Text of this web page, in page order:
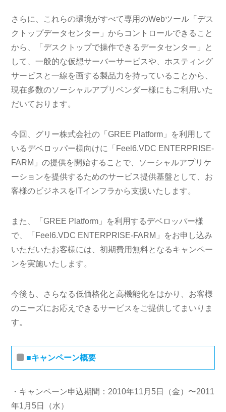
さらに、これらの環境がすべて専用のWebツール「デス
クトップデータセンター」からコントロールできること
から、「デスクトップで操作できるデータセンター」と
して、一般的な仮想サーバーサービスや、ホスティング
サービスと一線を画する製品力を持っていることから、
現在多数のソーシャルアプリベンダー様にもご利用いた
だいております。
今回、グリー株式会社の「GREE Platform」を利用して
いるデベロッパー様向けに「Feel6.VDC ENTERPRISE-
FARM」の提供を開始することで、ソーシャルアプリケ
ーションを提供するためのサービス提供基盤として、お
客様のビジネスをITインフラから支援いたします。
また、「GREE Platform」を利用するデベロッパー様
で、「Feel6.VDC ENTERPRISE-FARM」をお申し込み
いただいたお客様には、初期費用無料となるキャンペー
ンを実施いたします。
今後も、さらなる低価格化と高機能化をはかり、お客様
のニーズにお応えできるサービスをご提供してまいりま
す。
■キャンペーン概要
・キャンペーン申込期間：2010年11月5日（金）〜2011
年1月5日（水）